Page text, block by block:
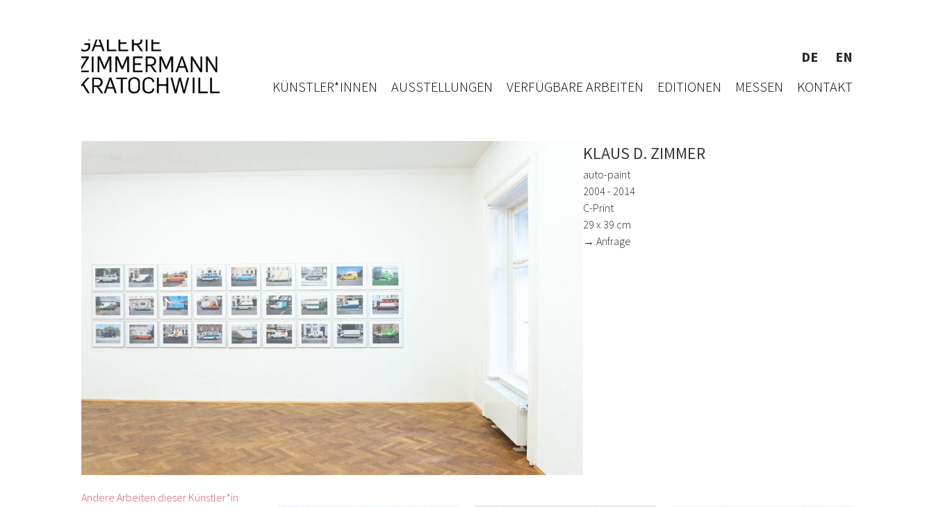
DE
EN
KÜNSTLER*INNEN
AUSSTELLUNGEN VERFÜGBARE ARBEITEN EDITIONEN MESSEN KONTAKT
KLAUS D. ZIMMER
auto-paint
2004 - 2014
C-Print
29 x 39 cm
→ Anfrage
Andere Arbeiten dieser Künstler*in